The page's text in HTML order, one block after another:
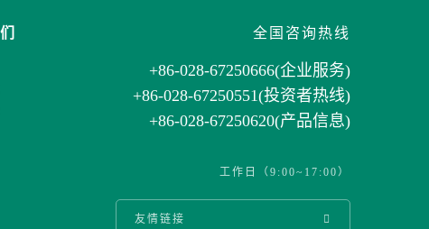
全国咨询热线
+86-028-67250666(企业服务)
+86-028-67250551(投资者热线)
+86-028-67250620(产品信息)
工作日（9:00~17:00）
友情链接